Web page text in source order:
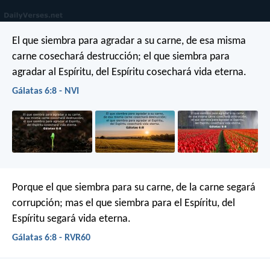
El que siembra para agradar a su carne, de esa misma
carne cosechará destrucción; el que siembra para
agradar al Espíritu, del Espíritu cosechará vida eterna.
Gálatas 6:8 - NVI
Porque el que siembra para su carne, de la carne segará
corrupción; mas el que siembra para el Espíritu, del
Espíritu segará vida eterna.
Gálatas 6:8 - RVR60